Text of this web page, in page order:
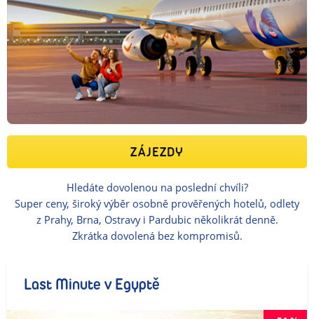
ZÁJEZDY
Hledáte dovolenou na poslední chvíli?
Super ceny, široký výběr osobně prověřených hotelů, odlety
z Prahy, Brna, Ostravy i Pardubic několikrát denně.
Zkrátka dovolená bez kompromisů.
Last Minute v Egyptě